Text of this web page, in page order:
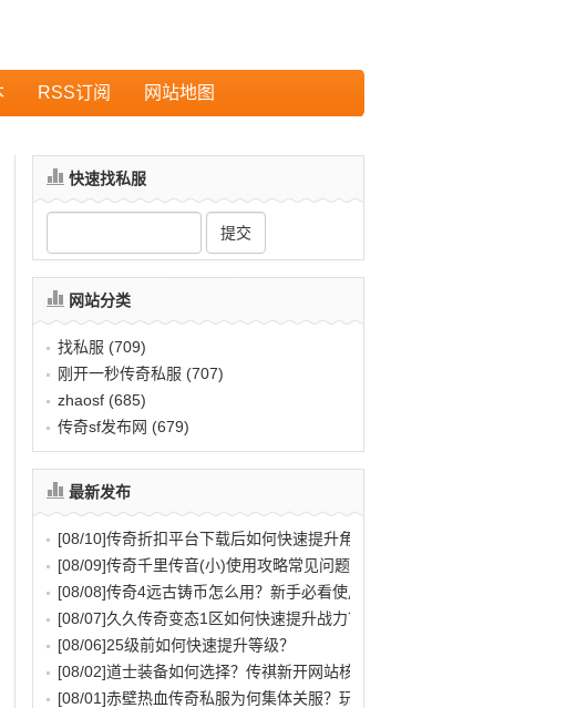
RSS订阅 网站地图
快速找私服
网站分类
找私服 (709)
刚开一秒传奇私服 (707)
zhaosf (685)
传奇sf发布网 (679)
最新发布
[08/10]传奇折扣平台下载后如何快速提升角色战力？
[08/09]传奇千里传音(小)使用攻略常见问题解答？
[08/08]传奇4远古铸币怎么用？新手必看使用攻略
[08/07]久久传奇变态1区如何快速提升战力？
[08/06]25级前如何快速提升等级？
[08/02]道士装备如何选择？传祺新开网站核心原则解析
[08/01]赤壁热血传奇私服为何集体关服？玩家如何应对？